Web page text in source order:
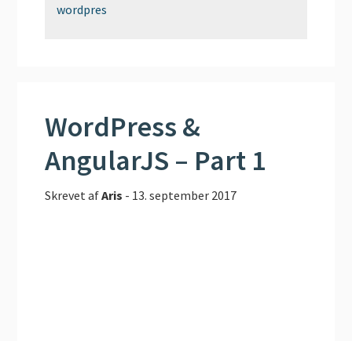
wordpres
WordPress &
AngularJS – Part 1
Skrevet afAris - 13. september 2017